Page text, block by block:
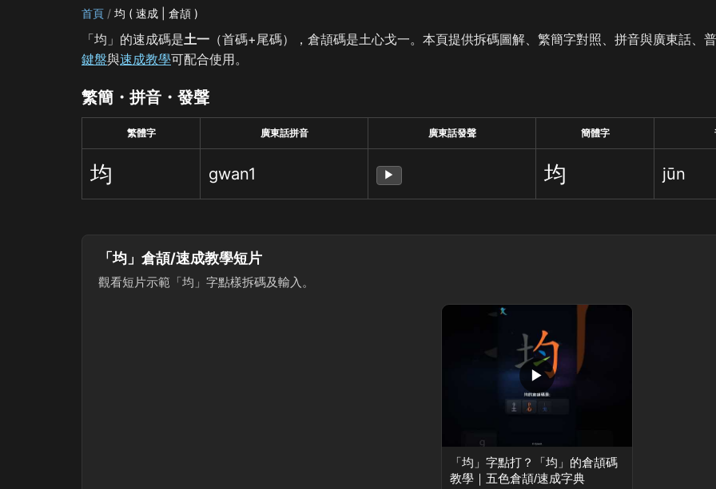
首頁 均 ( 速成 | 倉頡 )
「均」的速成碼是土一 （首碼+尾碼），倉頡碼是土心戈一。本頁提供拆碼圖解、繁簡字對照、拼音與廣東話、
鍵盤與速成教學可配合使用。
繁簡・拼音・發聲
繁體字 廣東話拼音 廣東話發聲 簡體字
均 gwan1 ▶ 均 jūn
「均」倉頡/速成教學短片
觀看短片示範「均」字點樣拆碼及輸入。
▶
「均」字點打？「均」的倉頡碼
教學｜五色倉頡/速成字典